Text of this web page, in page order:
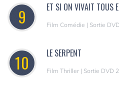
9 ET SI ON VIVAIT TOUS
Film Comédie | Sortie
10 LE SERPENT
Film Thriller | Sortie DVD